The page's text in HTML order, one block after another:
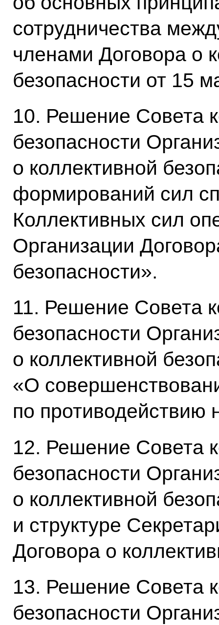
сотрудничества
членами Договора о
безопасности от 15
10. Решение Совета
безопасности
о коллективной
формирований сил
Коллективных сил
Организации
безопасности».
11. Решение Совета
безопасности
о коллективной
«О
по противодействию
12. Решение Совета
безопасности
о коллективной
и структуре
Договора о
13. Решение Совета
безопасности